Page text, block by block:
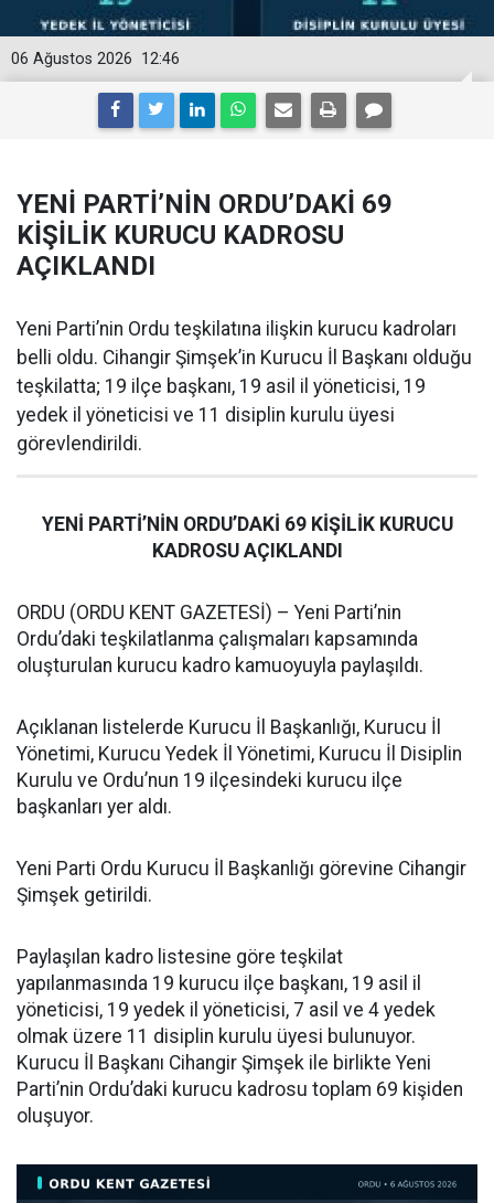
12:46
06 Ağustos 2026
YENİ PARTİ’NİN ORDU’DAKİ 69
KİŞİLİK KURUCU KADROSU
AÇIKLANDI
Yeni Parti’nin Ordu teşkilatına ilişkin kurucu kadroları
belli oldu. Cihangir Şimşek’in Kurucu İl Başkanı olduğu
teşkilatta; 19 ilçe başkanı, 19 asil il yöneticisi, 19
yedek il yöneticisi ve 11 disiplin kurulu üyesi
görevlendirildi.
YENİ PARTİ’NİN ORDU’DAKİ 69 KİŞİLİK KURUCU
KADROSU AÇIKLANDI
ORDU (ORDU KENT GAZETESİ) – Yeni Parti’nin
Ordu’daki teşkilatlanma çalışmaları kapsamında
oluşturulan kurucu kadro kamuoyuyla paylaşıldı.
Açıklanan listelerde Kurucu İl Başkanlığı, Kurucu İl
Yönetimi, Kurucu Yedek İl Yönetimi, Kurucu İl Disiplin
Kurulu ve Ordu’nun 19 ilçesindeki kurucu ilçe
başkanları yer aldı.
Yeni Parti Ordu Kurucu İl Başkanlığı görevine Cihangir
Şimşek getirildi.
Paylaşılan kadro listesine göre teşkilat
yapılanmasında 19 kurucu ilçe başkanı, 19 asil il
yöneticisi, 19 yedek il yöneticisi, 7 asil ve 4 yedek
olmak üzere 11 disiplin kurulu üyesi bulunuyor.
Kurucu İl Başkanı Cihangir Şimşek ile birlikte Yeni
Parti’nin Ordu’daki kurucu kadrosu toplam 69 kişiden
oluşuyor.